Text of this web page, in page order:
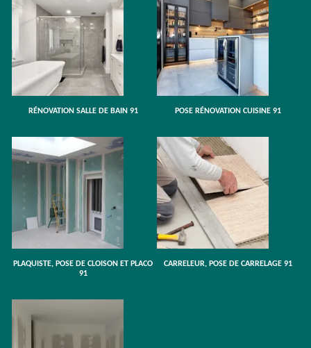
RÉNOVATION SALLE DE BAIN 91 POSE RÉNOVATION CUISINE 91
PLAQUISTE, POSE DE CLOISON ET PLACO
91
CARRELEUR, POSE DE CARRELAGE 91